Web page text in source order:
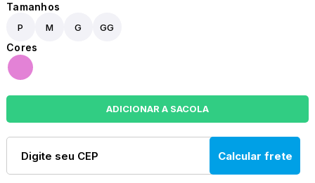
P M G GG
Calcular frete